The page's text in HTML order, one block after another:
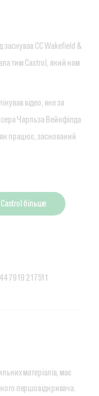
CC Wakefield &
тим Castrol, який нам
відео, яке за
Чарльза Вейкфілда
працює, заснований
Castrol більше
7919 217511
матеріалів, має
першовідкривача.